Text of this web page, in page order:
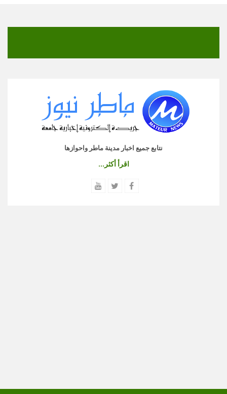
نتابع جميع اخبار مدينة ماطر واحوازها
اقرأ أكثر...